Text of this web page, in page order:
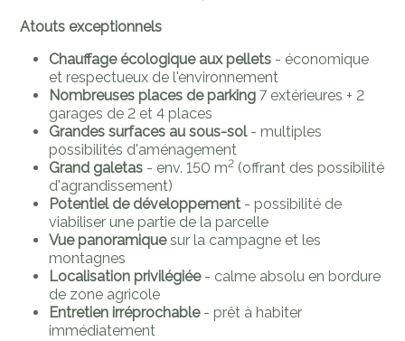
Atouts exceptionnels
Chauffage écologique aux pellets - économique
et respectueux de l'environnement
Nombreuses places de parking 7 extérieures + 2
garages de 2 et 4 places
Grandes surfaces au sous-sol- multiples
possibilités d'aménagement
Grand galetas - env. 150 m2 (offrant des possibilité
d'agrandissement)
Potentiel de développement - possibilité de
viabiliser une partie de la parcelle
️Vue panoramiquesur la campagne et les
montagnes
Localisation privilégiée- calme absolu en bordure
de zone agricole
Entretien irréprochable- prêt à habiter
immédiatement